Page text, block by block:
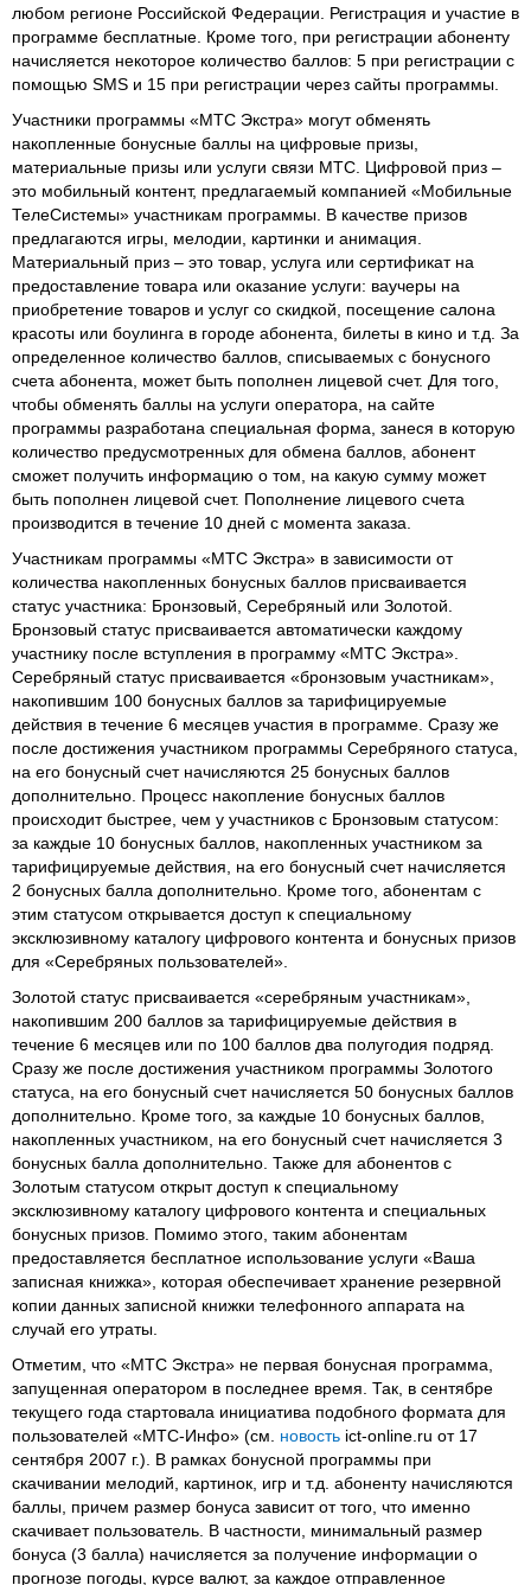
любом регионе Российской Федерации. Регистрация и участие в
программе бесплатные. Кроме того, при регистрации абоненту
начисляется некоторое количество баллов: 5 при регистрации с
помощью SMS и 15 при регистрации через сайты программы.
Участники программы «МТС Экстра» могут обменять
накопленные бонусные баллы на цифровые призы,
материальные призы или услуги связи МТС. Цифровой приз –
это мобильный контент, предлагаемый компанией «Мобильные
ТелеСистемы» участникам программы. В качестве призов
предлагаются игры, мелодии, картинки и анимация.
Материальный приз – это товар, услуга или сертификат на
предоставление товара или оказание услуги: ваучеры на
приобретение товаров и услуг со скидкой, посещение салона
красоты или боулинга в городе абонента, билеты в кино и т.д. За
определенное количество баллов, списываемых с бонусного
счета абонента, может быть пополнен лицевой счет. Для того,
чтобы обменять баллы на услуги оператора, на сайте
программы разработана специальная форма, занеся в которую
количество предусмотренных для обмена баллов, абонент
сможет получить информацию о том, на какую сумму может
быть пополнен лицевой счет. Пополнение лицевого счета
производится в течение 10 дней с момента заказа.
Участникам программы «МТС Экстра» в зависимости от
количества накопленных бонусных баллов присваивается
статус участника: Бронзовый, Серебряный или Золотой.
Бронзовый статус присваивается автоматически каждому
участнику после вступления в программу «МТС Экстра».
Серебряный статус присваивается «бронзовым участникам»,
накопившим 100 бонусных баллов за тарифицируемые
действия в течение 6 месяцев участия в программе. Сразу же
после достижения участником программы Серебряного статуса,
на его бонусный счет начисляются 25 бонусных баллов
дополнительно. Процесс накопление бонусных баллов
происходит быстрее, чем у участников с Бронзовым статусом:
за каждые 10 бонусных баллов, накопленных участником за
тарифицируемые действия, на его бонусный счет начисляется
2 бонусных балла дополнительно. Кроме того, абонентам с
этим статусом открывается доступ к специальному
эксклюзивному каталогу цифрового контента и бонусных призов
для «Серебряных пользователей».
Золотой статус присваивается «серебряным участникам»,
накопившим 200 баллов за тарифицируемые действия в
течение 6 месяцев или по 100 баллов два полугодия подряд.
Сразу же после достижения участником программы Золотого
статуса, на его бонусный счет начисляется 50 бонусных баллов
дополнительно. Кроме того, за каждые 10 бонусных баллов,
накопленных участником, на его бонусный счет начисляется 3
бонусных балла дополнительно. Также для абонентов с
Золотым статусом открыт доступ к специальному
эксклюзивному каталогу цифрового контента и специальных
бонусных призов. Помимо этого, таким абонентам
предоставляется бесплатное использование услуги «Ваша
записная книжка», которая обеспечивает хранение резервной
копии данных записной книжки телефонного аппарата на
случай его утраты.
Отметим, что «МТС Экстра» не первая бонусная программа,
запущенная оператором в последнее время. Так, в сентябре
текущего года стартовала инициатива подобного формата для
пользователей «МТС-Инфо» (см. новость ict-online.ru от 17
сентября 2007 г.). В рамках бонусной программы при
скачивании мелодий, картинок, игр и т.д. абоненту начисляются
баллы, причем размер бонуса зависит от того, что именно
скачивает пользователь. В частности, минимальный размер
бонуса (3 балла) начисляется за получение информации о
прогнозе погоды, курсе валют, за каждое отправленное